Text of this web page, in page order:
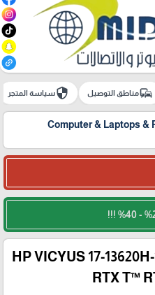
commuteمناطق التوصيل securityسياسة المتجر
Computer & Laptops &
HP VICYUS 17-
RTX T™